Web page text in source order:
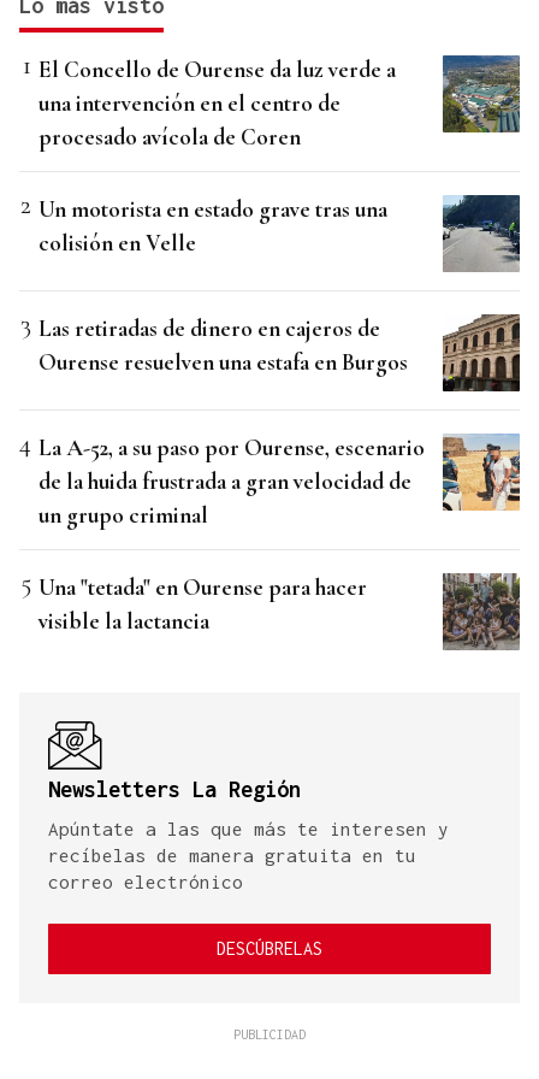
Lo más visto
El Concello de Ourense da luz verde a
una intervención en el centro de
procesado avícola de Coren
Un motorista en estado grave tras una
colisión en Velle
Las retiradas de dinero en cajeros de
Ourense resuelven una estafa en Burgos
La A-52, a su paso por Ourense, escenario
de la huida frustrada a gran velocidad de
un grupo criminal
Una "tetada" en Ourense para hacer
visible la lactancia
Newsletters La Región
Apúntate a las que más te interesen y
recíbelas de manera gratuita en tu
correo electrónico
DESCÚBRELAS